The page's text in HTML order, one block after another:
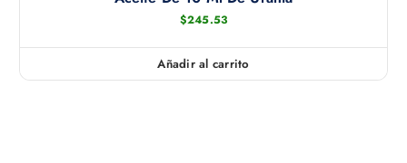
e
p
$245.53
Añadir al carrito